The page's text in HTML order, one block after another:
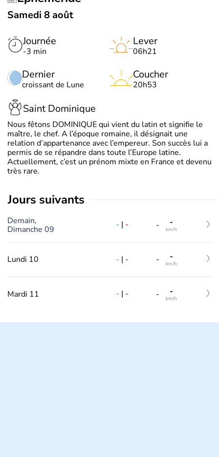
Samedi 8 août
Journée
-3 min
Dernier
croissant de Lune
Lever
06h21
Coucher
20h53
Saint Dominique
Nous fêtons DOMINIQUE qui vient du latin et signifie le
maître, le chef. A l’époque romaine, il désignait une
relation d’appartenance avec l’empereur. Son succès lui a
permis de se répandre dans toute l’Europe latine.
Actuellement, c’est un prénom mixte en France et devenu
très rare.
jours suivants
Demain,
Dimanche 09
- | - - -
km/h
Lundi 10 - | - - -
km/h
Mardi 11 - | - - -
km/h